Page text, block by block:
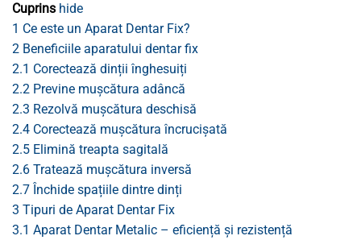
Cuprins hide
1 Ce este un Aparat Dentar Fix?
2 Beneficiile aparatului dentar fix
2.1 Corectează dinții înghesuiți
2.2 Previne mușcătura adâncă
2.3 Rezolvă mușcătura deschisă
2.4 Corectează mușcătura încrucișată
2.5 Elimină treapta sagitală
2.6 Tratează mușcătura inversă
2.7 Închide spațiile dintre dinți
3 Tipuri de Aparat Dentar Fix
3.1 Aparat Dentar Metalic – eficiență și rezistență